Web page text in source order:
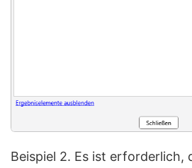
Beispiel 2. Es ist erforderlich,